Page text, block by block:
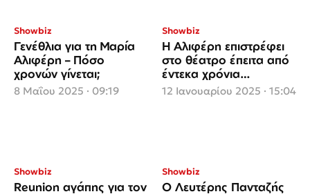
Showbiz
Γενέθλια για τη Μαρία
Αλιφέρη – Πόσο
χρονών γίνεται;
8 Μαΐου 2025 · 09:19
Showbiz
Η Αλιφέρη επιστρέφει
στο θέατρο έπειτα από
έντεκα χρόνια
απουσίας
12 Ιανουαρίου 2025 · 15:04
Showbiz
Reunion αγάπης για τον
Showbiz
Ο Λευτέρης Πανταζής